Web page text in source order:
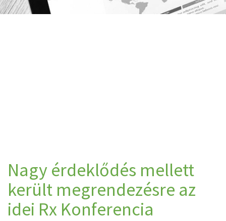
Nagy érdeklődés mellett
került megrendezésre az
idei Rx Konferencia